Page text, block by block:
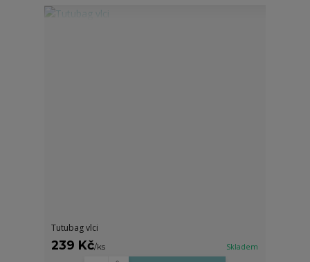
Tutubag vlci
239 Kč/ks Skladem